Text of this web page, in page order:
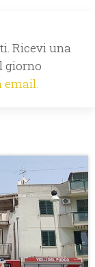
Ricevi una
giorno